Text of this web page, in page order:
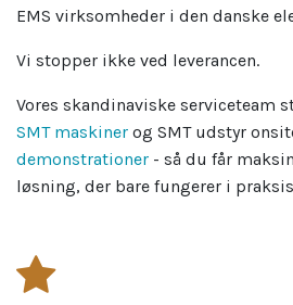
EMS virksomheder i den danske
Vi stopper ikke ved leverancen.
Vores skandinaviske serviceteam
SMT maskiner og SMT udstyr
demonstrationer - så du får
løsning, der bare fungerer i